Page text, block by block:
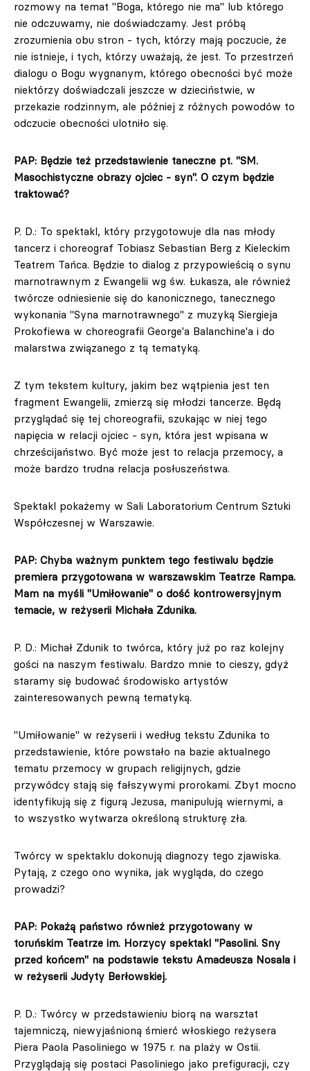
rozmowy na temat "Boga, którego nie ma" lub którego
nie odczuwamy, nie doświadczamy. Jest próbą
zrozumienia obu stron - tych, którzy mają poczucie, że
nie istnieje, i tych, którzy uważają, że jest. To przestrzeń
dialogu o Bogu wygnanym, którego obecności być może
niektórzy doświadczali jeszcze w dzieciństwie, w
przekazie rodzinnym, ale później z różnych powodów to
odczucie obecności ulotniło się.
PAP: Będzie też przedstawienie taneczne pt. "SM.
Masochistyczne obrazy ojciec - syn". O czym będzie
traktować?
P. D.: To spektakl, który przygotowuje dla nas młody
tancerz i choreograf Tobiasz Sebastian Berg z Kieleckim
Teatrem Tańca. Będzie to dialog z przypowieścią o synu
marnotrawnym z Ewangelii wg św. Łukasza, ale również
twórcze odniesienie się do kanonicznego, tanecznego
wykonania "Syna marnotrawnego" z muzyką Siergieja
Prokofiewa w choreografii George'a Balanchine'a i do
malarstwa związanego z tą tematyką.
Z tym tekstem kultury, jakim bez wątpienia jest ten
fragment Ewangelii, zmierzą się młodzi tancerze. Będą
przyglądać się tej choreografii, szukając w niej tego
napięcia w relacji ojciec - syn, która jest wpisana w
chrześcijaństwo. Być może jest to relacja przemocy, a
może bardzo trudna relacja posłuszeństwa.
Spektakl pokażemy w Sali Laboratorium Centrum Sztuki
Współczesnej w Warszawie.
PAP: Chyba ważnym punktem tego festiwalu będzie
premiera przygotowana w warszawskim Teatrze Rampa.
Mam na myśli "Umiłowanie" o dość kontrowersyjnym
temacie, w reżyserii Michała Zdunika.
P. D.: Michał Zdunik to twórca, który już po raz kolejny
gości na naszym festiwalu. Bardzo mnie to cieszy, gdyż
staramy się budować środowisko artystów
zainteresowanych pewną tematyką.
"Umiłowanie" w reżyserii i według tekstu Zdunika to
przedstawienie, które powstało na bazie aktualnego
tematu przemocy w grupach religijnych, gdzie
przywódcy stają się fałszywymi prorokami. Zbyt mocno
identyfikują się z figurą Jezusa, manipulują wiernymi, a
to wszystko wytwarza określoną strukturę zła.
Twórcy w spektaklu dokonują diagnozy tego zjawiska.
Pytają, z czego ono wynika, jak wygląda, do czego
prowadzi?
PAP: Pokażą państwo również przygotowany w
toruńskim Teatrze im. Horzycy spektakl "Pasolini. Sny
przed końcem" na podstawie tekstu Amadeusza Nosala i
w reżyserii Judyty Berłowskiej.
P. D.: Twórcy w przedstawieniu biorą na warsztat
tajemniczą, niewyjaśnioną śmierć włoskiego reżysera
Piera Paola Pasoliniego w 1975 r. na plaży w Ostii.
Przyglądają się postaci Pasoliniego jako prefiguracji, czy